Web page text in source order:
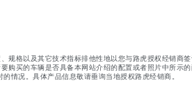
格以及其它技术指标排他性地以您与路虎授权经销商
买的车辆是否具备本网站介绍的配置或者照片中所示
情况。具体产品信息敬请垂询当地授权路虎经销商。